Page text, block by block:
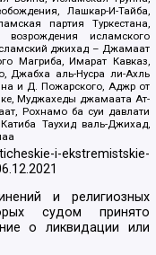
Лашкар-И-Тайба,
партия Туркестана,
исламского
джихад – Джамаат
Магриба, Имарат Кавказ,
Джабха аль-Нусра ли-Ахль
и Д. Пожарского, Аджр от
Муджахеды джамаата Ат-
Рохнамо ба суи давлати
Таухид валь-Джихад,
i-ekstremistskie-
и религиозных
судом принято
о ликвидации или